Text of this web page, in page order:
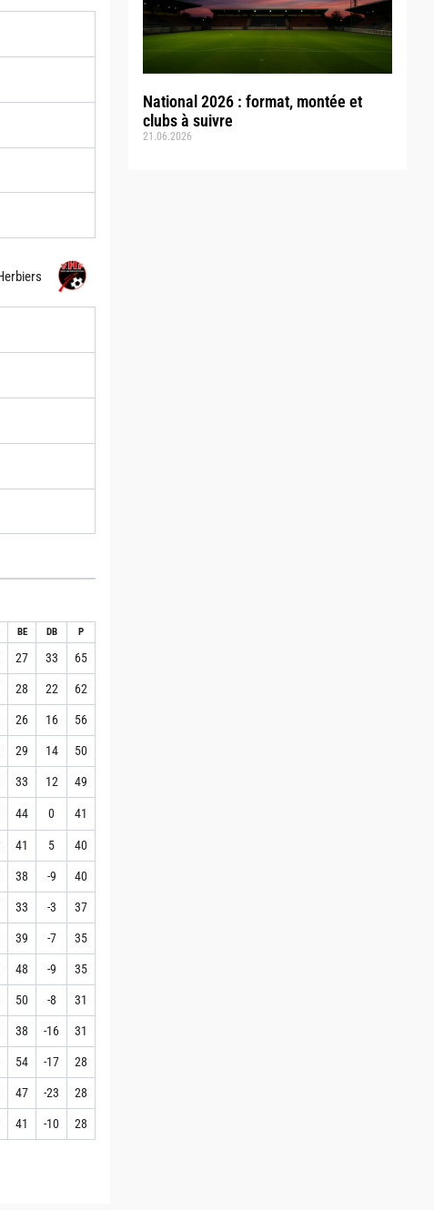
National 2026 : format, montée et
clubs à suivre
21.06.2026
BE DB P
27 33 65
28 22 62
26 16 56
29 14 50
33 12 49
44 0 41
41 5 40
38 -9 40
33 -3 37
39 -7 35
48 -9 35
50 -8 31
38 -16 31
54 -17 28
47 -23 28
41 -10 28